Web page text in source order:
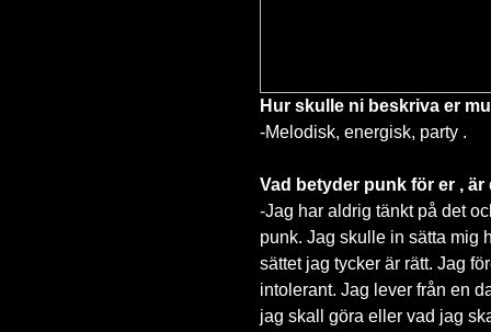
Hur skulle ni beskriva er
-Melodisk, energisk, party .
Vad betyder punk för er ,
-Jag har aldrig tänkt på det
punk. Jag skulle in sätta mig
sättet jag tycker är rätt. Jag
intolerant. Jag lever från en
jag skall göra eller vad jag